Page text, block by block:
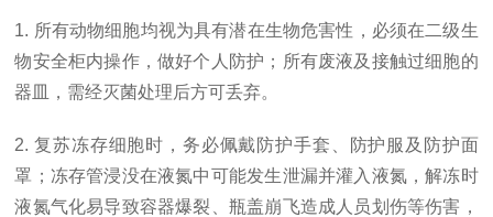
1. 所有动物细胞均视为具有潜在生物危害性，必须在二级生
物安全柜内操作，做好个人防护；所有废液及接触过细胞的
器皿，需经灭菌处理后方可丢弃。
2. 复苏冻存细胞时，务必佩戴防护手套、防护服及防护面
罩；冻存管浸没在液氮中可能发生泄漏并灌入液氮，解冻时
液氮气化易导致容器爆裂、瓶盖崩飞造成人员划伤等伤害，